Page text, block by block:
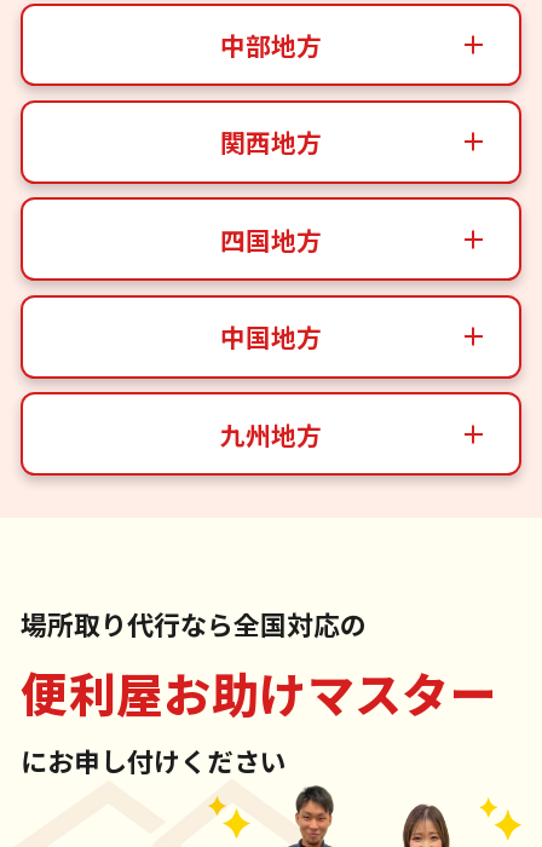
中部地方
関西地方
四国地方
中国地方
九州地方
場所取り代行なら全国対応の
便利屋お助けマスター
にお申し付けください